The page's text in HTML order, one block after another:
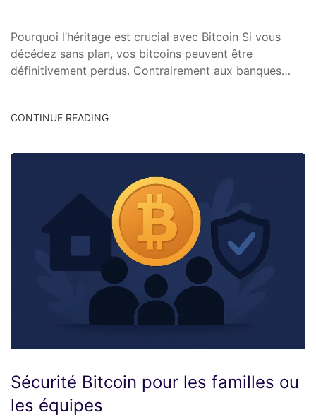
Pourquoi l’héritage est crucial avec Bitcoin Si vous
décédez sans plan, vos bitcoins peuvent être
définitivement perdus. Contrairement aux banques…
CONTINUE READING
Sécurité Bitcoin pour les familles ou
les équipes